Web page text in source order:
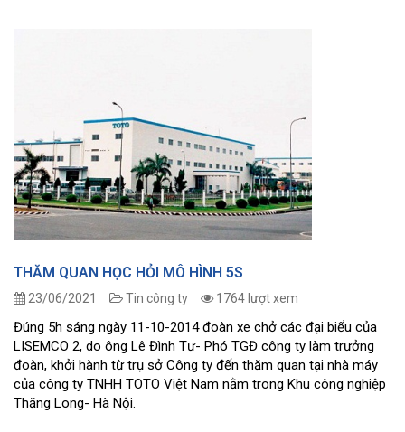
THĂM QUAN HỌC HỎI MÔ HÌNH 5S
23/06/2021 Tin công ty 1764 lượt xem
Đúng 5h sáng ngày 11-10-2014 đoàn xe chở các đại biểu của
LISEMCO 2, do ông Lê Đình Tư- Phó TGĐ công ty làm trưởng
đoàn, khởi hành từ trụ sở Công ty đến thăm quan tại nhà máy
của công ty TNHH TOTO Việt Nam nằm trong Khu công nghiệp
Thăng Long- Hà Nội.